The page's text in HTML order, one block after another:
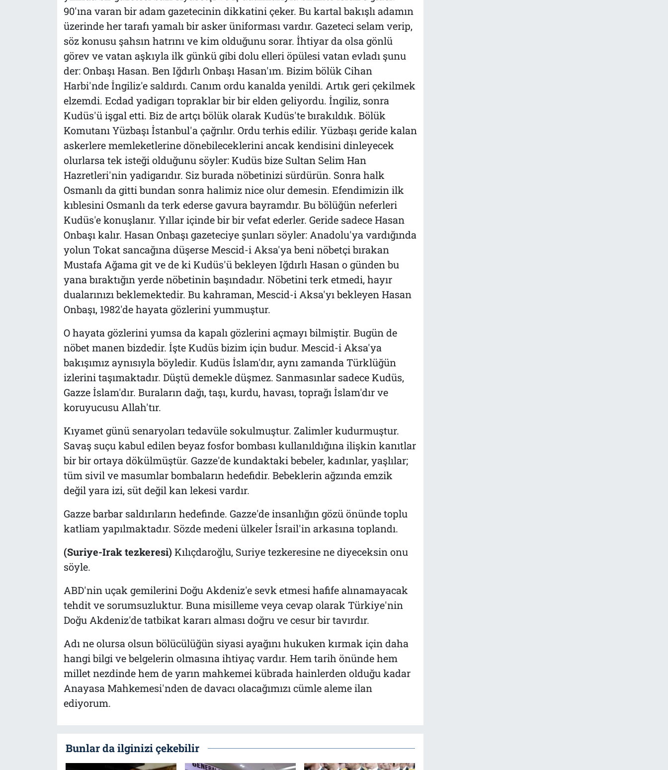
90'ına varan bir adam gazetecinin dikkatini çeker. Bu kartal bakışlı adamın
üzerinde her tarafı yamalı bir asker üniforması vardır. Gazeteci selam verip,
söz konusu şahsın hatrını ve kim olduğunu sorar. İhtiyar da olsa gönlü
görev ve vatan aşkıyla ilk günkü gibi dolu elleri öpülesi vatan evladı şunu
der: Onbaşı Hasan. Ben Iğdırlı Onbaşı Hasan'ım. Bizim bölük Cihan
Harbi'nde İngiliz'e saldırdı. Canım ordu kanalda yenildi. Artık geri çekilmek
elzemdi. Ecdad yadigarı topraklar bir bir elden geliyordu. İngiliz, sonra
Kudüs'ü işgal etti. Biz de artçı bölük olarak Kudüs'te bırakıldık. Bölük
Komutanı Yüzbaşı İstanbul'a çağrılır. Ordu terhis edilir. Yüzbaşı geride kalan
askerlere memleketlerine dönebileceklerini ancak kendisini dinleyecek
olurlarsa tek isteği olduğunu söyler: Kudüs bize Sultan Selim Han
Hazretleri'nin yadigarıdır. Siz burada nöbetinizi sürdürün. Sonra halk
Osmanlı da gitti bundan sonra halimiz nice olur demesin. Efendimizin ilk
kıblesini Osmanlı da terk ederse gavura bayramdır. Bu bölüğün neferleri
Kudüs'e konuşlanır. Yıllar içinde bir bir vefat ederler. Geride sadece Hasan
Onbaşı kalır. Hasan Onbaşı gazeteciye şunları söyler: Anadolu'ya vardığında
yolun Tokat sancağına düşerse Mescid-i Aksa'ya beni nöbetçi bırakan
Mustafa Ağama git ve de ki Kudüs'ü bekleyen Iğdırlı Hasan o günden bu
yana bıraktığın yerde nöbetinin başındadır. Nöbetini terk etmedi, hayır
dualarınızı beklemektedir. Bu kahraman, Mescid-i Aksa'yı bekleyen Hasan
Onbaşı, 1982'de hayata gözlerini yummuştur.
O hayata gözlerini yumsa da kapalı gözlerini açmayı bilmiştir. Bugün de
nöbet manen bizdedir. İşte Kudüs bizim için budur. Mescid-i Aksa'ya
bakışımız aynısıyla böyledir. Kudüs İslam'dır, aynı zamanda Türklüğün
izlerini taşımaktadır. Düştü demekle düşmez. Sanmasınlar sadece Kudüs,
Gazze İslam'dır. Buraların dağı, taşı, kurdu, havası, toprağı İslam'dır ve
koruyucusu Allah'tır.
Kıyamet günü senaryoları tedavüle sokulmuştur. Zalimler kudurmuştur.
Savaş suçu kabul edilen beyaz fosfor bombası kullanıldığına ilişkin kanıtlar
bir bir ortaya dökülmüştür. Gazze'de kundaktaki bebeler, kadınlar, yaşlılar;
tüm sivil ve masumlar bombaların hedefidir. Bebeklerin ağzında emzik
değil yara izi, süt değil kan lekesi vardır.
Gazze barbar saldırıların hedefinde. Gazze'de insanlığın gözü önünde toplu
katliam yapılmaktadır. Sözde medeni ülkeler İsrail'in arkasına toplandı.
(Suriye-Irak tezkeresi)Kılıçdaroğlu, Suriye tezkeresine ne diyeceksin onu
söyle.
ABD'nin uçak gemilerini Doğu Akdeniz'e sevk etmesi hafife alınamayacak
tehdit ve sorumsuzluktur. Buna misilleme veya cevap olarak Türkiye'nin
Doğu Akdeniz'de tatbikat kararı alması doğru ve cesur bir tavırdır.
Adı ne olursa olsun bölücülüğün siyasi ayağını hukuken kırmak için daha
hangi bilgi ve belgelerin olmasına ihtiyaç vardır. Hem tarih önünde hem
millet nezdinde hem de yarın mahkemei kübrada hainlerden olduğu kadar
Anayasa Mahkemesi'nden de davacı olacağımızı cümle aleme ilan
ediyorum.
Bunlar da ilginizi çekebilir